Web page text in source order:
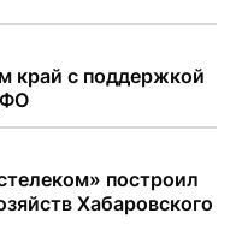
край с поддержкой
построил
Хабаровского